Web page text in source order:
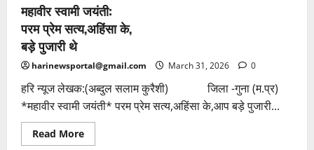
महावीर स्वामी जयंती:
परम प्रेम सत्य,अहिंसा के,
बड़े पुजारी थे
harinewsportal@gmail.com March 31, 2026 0
हरि न्यूज लेखक:(अब्दुल सलाम कुरैशी) जिला -गुना (म.प्र)
*महावीर स्वामी जयंती* परम प्रेम सत्य,अहिंसा के,आप बड़े पुजारी...
Read MoreRead
more